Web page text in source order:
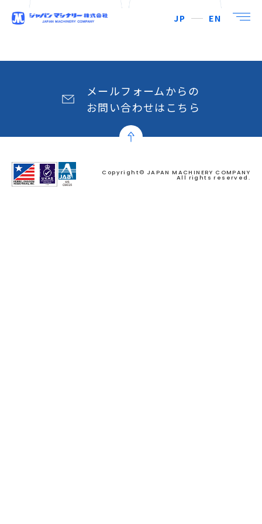
JP EN
メールフォームからの
お問い合わせはこちら
Copyright© JAPAN MACHINERY COMPANY
All rights reserved.